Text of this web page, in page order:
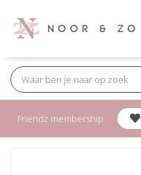
Friendz membership